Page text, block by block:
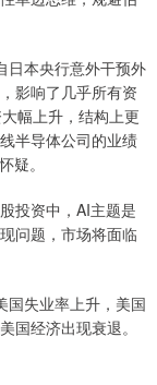
本央行意外干预外
影响了几乎所有资
幅上升，结构上更
半导体公司的业绩
疑。
投资中，AI主题是
问题，市场将面临
失业率上升，美国
国经济出现衰退。